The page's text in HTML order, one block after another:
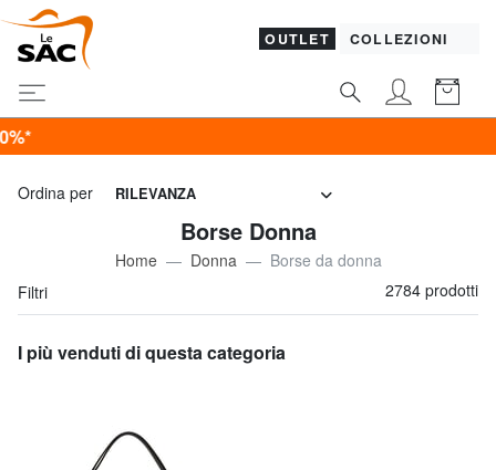
OUTLET COLLEZIONI
Ordina per RILEVANZA
Borse Donna
Home Donna
Borse da donna
Filtri
2784 prodotti
I più venduti di questa categoria